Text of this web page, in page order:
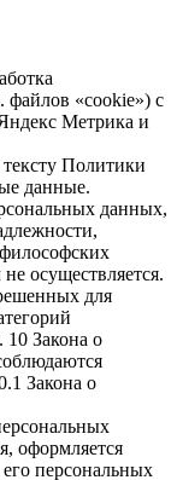
файлов «cookie») с
Метрика и
Политики
данные.
данных,
осуществляется.
для
10 Закона о
Закона о
оформляется
персональных